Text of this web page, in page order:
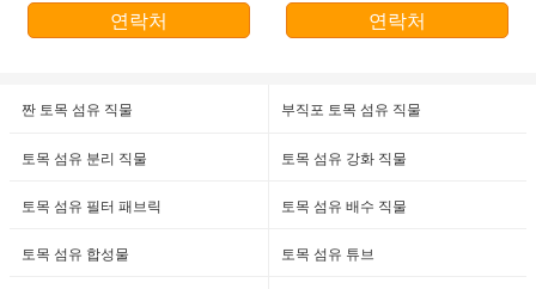
연락처
연락처
짠 토목 섬유 직물 부직포 토목 섬유 직물
토목 섬유 분리 직물 토목 섬유 강화 직물
토목 섬유 필터 패브릭 토목 섬유 배수 직물
토목 섬유 합성물 토목 섬유 튜브